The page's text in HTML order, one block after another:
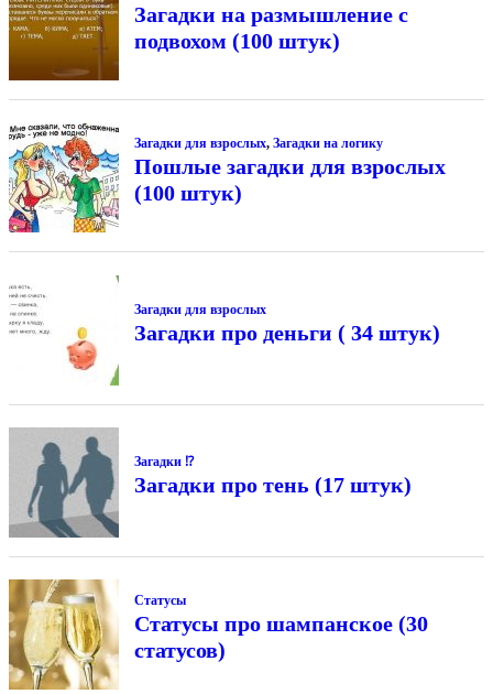
Загадки на размышление с
подвохом (100 штук)
Загадки для взрослых, Загадки на логику
Пошлые загадки для взрослых
(100 штук)
Загадки для взрослых
Загадки про деньги ( 34 штук)
Загадки ⁉
Загадки про тень (17 штук)
Статусы
Статусы про шампанское (30
статусов)